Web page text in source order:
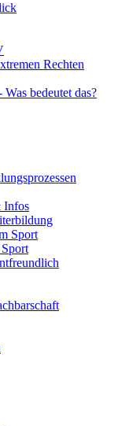
Rechten
bedeutet das?
Infos
Sport